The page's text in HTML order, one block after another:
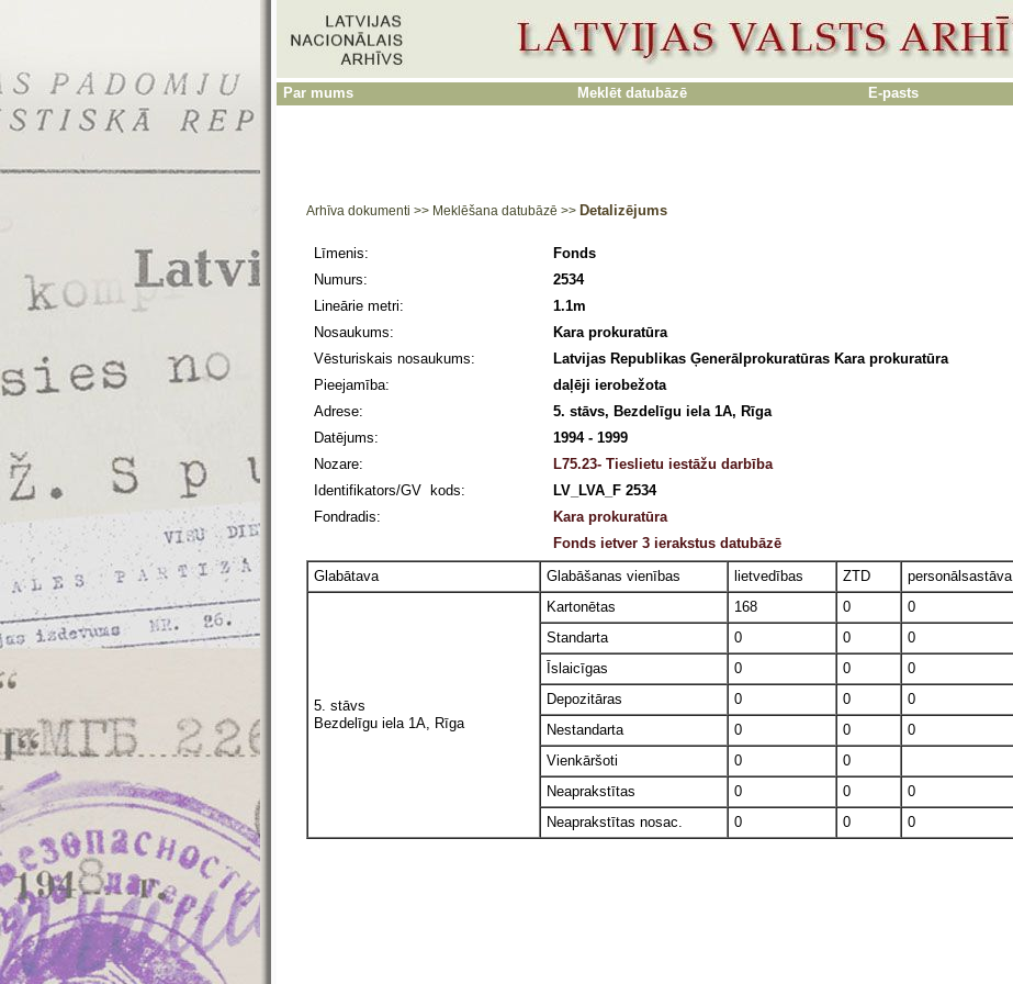
Par mums Meklēt datubāzē E-pasts
Arhīva dokumenti >> Meklēšana datubāzē >> Detalizējums
Līmenis:
Fonds
Numurs:
2534
Lineārie metri:
1.1m
Nosaukums:
Kara prokuratūra
Vēsturiskais nosaukums:
Latvijas Republikas Ģenerālprokuratūras Kara prokuratūra
Pieejamība:
daļēji ierobežota
Adrese:
5. stāvs, Bezdelīgu iela 1A, Rīga
Datējums:
1994 - 1999
Nozare:
L75.23- Tieslietu iestāžu darbība
Identifikators/GV kods:
LV_LVA_F 2534
Fondradis:
Kara prokuratūra
Fonds ietver 3 ierakstus datubāzē
Glabātava
Glabāšanas vienības lietvedības ZTD personālsastāva
5. stāvs
Bezdelīgu iela 1A, Rīga
Kartonētas 168 0 0
Standarta
0 0 0
Īslaicīgas
0 0 0
Depozitāras
0 0 0
Nestandarta
0 0 0
Vienkāršoti
0 0
Neaprakstītas
0 0 0
Neaprakstītas nosac.
0 0 0